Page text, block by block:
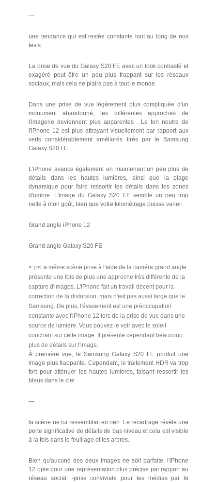
—
une tendance qui est restée constante tout au long de nos
tests.
La prise de vue du Galaxy S20 FE avec un look contrasté et
exagéré peut être un peu plus frappant sur les réseaux
sociaux, mais cela ne plaira pas à tout le monde.
Dans une prise de vue légèrement plus compliquée d'un
monument abandonné, les différentes approches de
l'imagerie deviennent plus apparentes . Le ton neutre de
l'iPhone 12 est plus attrayant visuellement par rapport aux
verts considérablement améliorés tirés par le Samsung
Galaxy S20 FE.
L'iPhone avance également en maintenant un peu plus de
détails dans les hautes lumières, ainsi que la plage
dynamique pour faire ressortir les détails dans les zones
d'ombre. L'image du Galaxy S20 FE semble un peu trop
nette à mon goût, bien que votre kilométrage puisse varier.
Grand angle iPhone 12
Grand angle Galaxy S20 FE
< p>La même scène prise à l'aide de la caméra grand angle
présente une fois de plus une approche très différente de la
capture d'images. L'iPhone fait un travail décent pour la
correction de la distorsion, mais n'est pas aussi large que le
Samsung. De plus, l'évasement est une préoccupation
constante avec l'iPhone 12 lors de la prise de vue dans une
source de lumière. Vous pouvez le voir avec le soleil
couchant sur cette image. Il présente cependant beaucoup
plus de détails sur l'image.
À première vue, le Samsung Galaxy S20 FE produit une
image plus frappante. Cependant, le traitement HDR va trop
fort pour atténuer les hautes lumières, faisant ressortir les
bleus dans le ciel
—
la scène ne lui ressemblait en rien. Le recadrage révèle une
perte significative de détails de bas niveau et cela est visible
à la fois dans le feuillage et les arbres.
Bien qu'aucune des deux images ne soit parfaite, l'iPhone
12 opte pour une représentation plus précise par rapport au
réseau social. -prise conviviale pour les médias par le